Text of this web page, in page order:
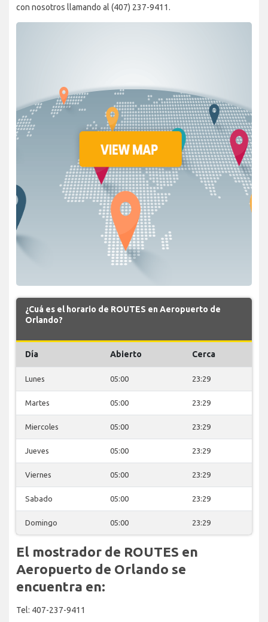
con nosotros llamando al (407) 237-9411.
¿Cuá es el horario de ROUTES en Aeropuerto de
Orlando?
Día Abierto Cerca
Lunes 05:00 23:29
Martes 05:00 23:29
Miercoles 05:00 23:29
Jueves 05:00 23:29
Viernes 05:00 23:29
Sabado 05:00 23:29
Domingo 05:00 23:29
El mostrador de ROUTES en
Aeropuerto de Orlando se
encuentra en:
Tel: 407-237-9411